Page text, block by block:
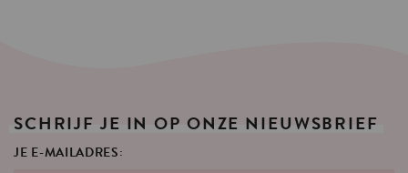
SCHRIJF JE IN OP ONZE NIEUWSBRIEF
JE E-MAILADRES: